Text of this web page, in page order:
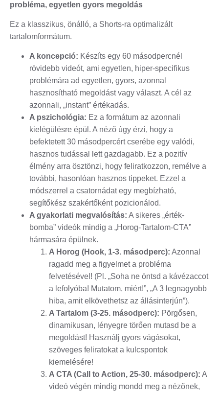
probléma, egyetlen gyors megoldás
Ez a klasszikus, önálló, a Shorts-ra optimalizált
tartalomformátum.
A koncepció: Készíts egy 60 másodpercnél
rövidebb videót, ami egyetlen, hiper-specifikus
problémára ad egyetlen, gyors, azonnal
hasznosítható megoldást vagy választ. A cél az
azonnali, „instant” értékadás.
A pszichológia: Ez a formátum az azonnali
kielégülésre épül. A néző úgy érzi, hogy a
befektetett 30 másodpercért cserébe egy valódi,
hasznos tudással lett gazdagabb. Ez a pozitív
élmény arra ösztönzi, hogy feliratkozzon, remélve a
további, hasonlóan hasznos tippeket. Ezzel a
módszerrel a csatornádat egy megbízható,
segítőkész szakértőként pozicionálod.
A gyakorlati megvalósítás: A sikeres „érték-
bomba” videók mindig a „Horog-Tartalom-CTA”
hármasára épülnek.
A Horog (Hook, 1-3. másodperc): Azonnal
ragadd meg a figyelmet a probléma
felvetésével! (Pl. „Soha ne öntsd a kávézaccot
a lefolyóba! Mutatom, miért!”, „A 3 legnagyobb
hiba, amit elkövethetsz az állásinterjún”).
A Tartalom (3-25. másodperc): Pörgősen,
dinamikusan, lényegre törően mutasd be a
megoldást! Használj gyors vágásokat,
szöveges feliratokat a kulcspontok
kiemelésére!
A CTA (Call to Action, 25-30. másodperc): A
videó végén mindig mondd meg a nézőnek,